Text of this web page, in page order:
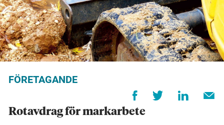
FÖRETAGANDE
Rotavdrag för markarbete